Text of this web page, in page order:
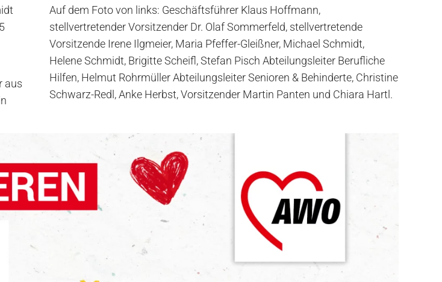
aus
Auf dem Foto von links: Geschäftsführer Klaus Hoffmann,
stellvertretender Vorsitzender Dr. Olaf Sommerfeld, stellvertretende
Vorsitzende Irene Ilgmeier, Maria Pfeffer-Gleißner, Michael Schmidt,
Helene Schmidt, Brigitte Scheifl, Stefan Pisch Abteilungsleiter Berufliche
Hilfen, Helmut Rohrmüller Abteilungsleiter Senioren & Behinderte, Christine
Schwarz-Redl, Anke Herbst, Vorsitzender Martin Panten und Chiara Hartl.